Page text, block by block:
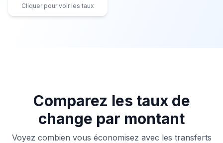
Cliquer pour voir les taux
Comparez les taux de
change par montant
Voyez combien vous économisez avec les transferts